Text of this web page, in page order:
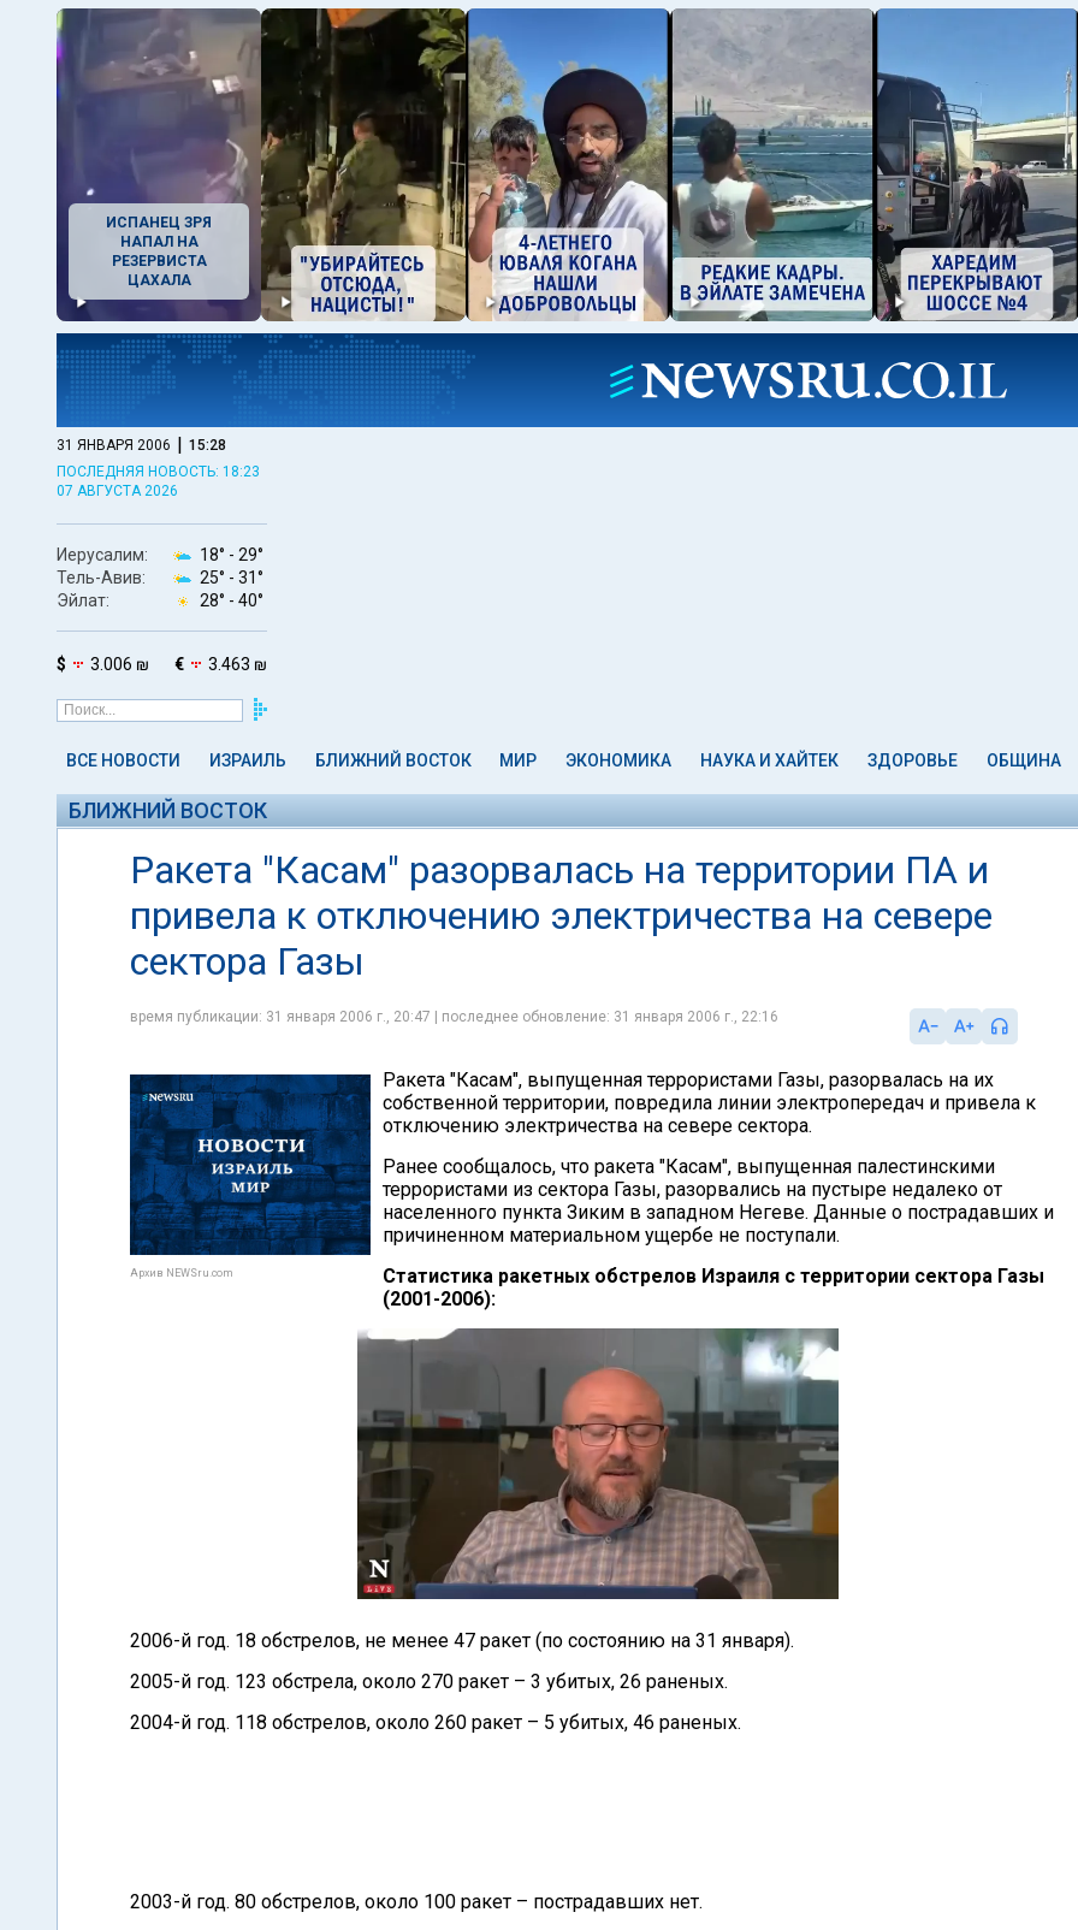
ИСПАНЕЦ ЗРЯ
НАПАЛ НА
РЕЗЕРВИСТА
ЦАХАЛА
31 ЯНВАРЯ 2006 | 15:28
ПОСЛЕДНЯЯ НОВОСТЬ: 18:23
07 АВГУСТА 2026
Иерусалим: 18° - 29°
Тель-Авив:
25° - 31°
Эйлат:
28° - 40°
$ 3.006 ₪ € 3.463 ₪
ВСЕ НОВОСТИ ИЗРАИЛЬ БЛИЖНИЙ ВОСТОК МИР ЭКОНОМИКА НАУКА И ХАЙТЕК ЗДОРОВЬЕ ОБЩИНА
БЛИЖНИЙ ВОСТОК
Ракета "Касам" разорвалась на территории ПА и
привела к отключению электричества на севере
сектора Газы
время публикации: 31 января 2006 г., 20:47 | последнее обновление: 31 января 2006 г., 22:16
Архив NEWSru.com
Ракета "Касам", выпущенная террористами Газы, разорвалась на их
собственной территории, повредила линии электропередач и привела к
отключению электричества на севере сектора.
Ранее сообщалось, что ракета "Касам", выпущенная палестинскими
террористами из сектора Газы, разорвались на пустыре недалеко от
населенного пункта Зиким в западном Негеве. Данные о пострадавших и
причиненном материальном ущербе не поступали.
Статистика ракетных обстрелов Израиля с территории сектора Газы
(2001-2006):
2006-й год. 18 обстрелов, не менее 47 ракет (по состоянию на 31 января).
2005-й год. 123 обстрела, около 270 ракет – 3 убитых, 26 раненых.
2004-й год. 118 обстрелов, около 260 ракет – 5 убитых, 46 раненых.
2003-й год. 80 обстрелов, около 100 ракет – пострадавших нет.